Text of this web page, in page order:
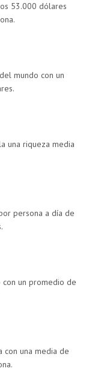
53.000 dólares
mundo con un
una riqueza media
persona a día de
un promedio de
con una media de